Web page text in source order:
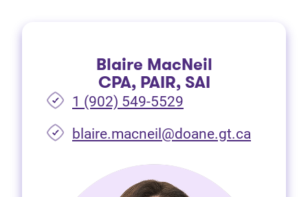
Blaire MacNeil
CPA, PAIR, SAI
1 (902) 549-5529
blaire.macneil@doane.gt.ca